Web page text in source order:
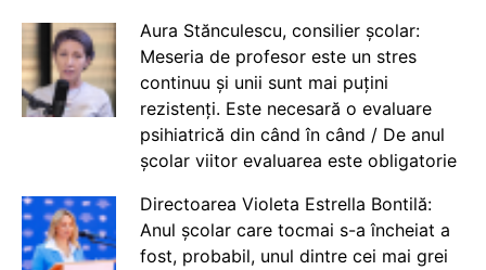
Aura Stănculescu, consilier școlar:
Meseria de profesor este un stres
continuu și unii sunt mai puțini
rezistenți. Este necesară o evaluare
psihiatrică din când în când / De anul
școlar viitor evaluarea este obligatorie
Directoarea Violeta Estrella Bontilă:
Anul școlar care tocmai s-a încheiat a
fost, probabil, unul dintre cei mai grei